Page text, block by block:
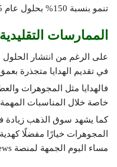
تنمو بنسبة 150% بحلول عام 2025.
الممارسات
على الرغم من انتشار الحلول
في تقديم الهدايا متجذرة
فالهدايا مثل المجوهرات
خاصة خلال المناسبات
كما يشهد سوق الذهب
المجوهرات خيارًا مفضلًا
مساء اليوم الجمهة لمنصة Arab News.